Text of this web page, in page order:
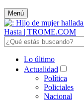
Menú
Lo último
Actualidad
Política
Policiales
Nacional